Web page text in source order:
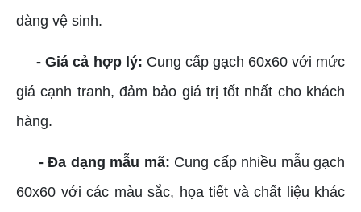
dàng vệ sinh.
- Giá cả hợp lý: Cung cấp gạch 60x60 với mức
giá cạnh tranh, đảm bảo giá trị tốt nhất cho khách
hàng.
- Đa dạng mẫu mã: Cung cấp nhiều mẫu gạch
60x60 với các màu sắc, họa tiết và chất liệu khác